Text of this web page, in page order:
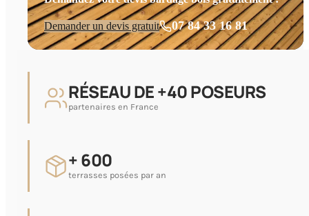
Demander un devis gratuit 07 84 33 16 81
RÉSEAU DE +40 POSEURS
partenaires en France
+ 600
terrasses posées par an